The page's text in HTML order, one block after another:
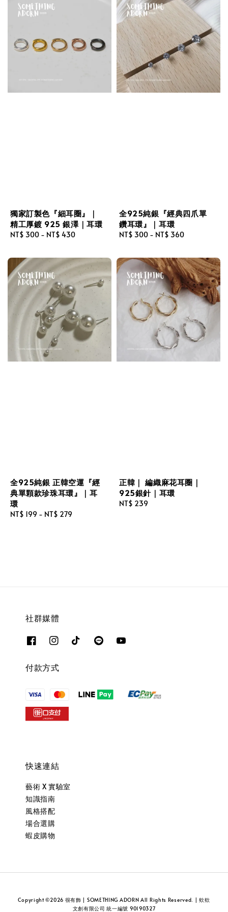
獨家訂製色『細耳圈』｜
精工厚鍍 925 銀澤｜耳環
Regular
NT$ 300 - NT$ 430
全925純銀『經典四爪單
鑽耳環』｜耳環
Regular
NT$ 300 - NT$ 360
全925純銀 正韓空運『經
典單顆款珍珠耳環』｜耳
環
Regular
NT$ 199 - NT$ 279
正韓｜ 編織麻花耳圈｜
925銀針｜耳環
Regular
NT$ 239
社群媒體
付款方式
快速連結
藝術 X 實驗室
知識指南
風格搭配
場合選購
蝦皮購物
Copyright ©2026 很有飾 | SOMETHING ADORN All Rights Reserved. | 欸欸
文創有限公司 統一編號 90190327